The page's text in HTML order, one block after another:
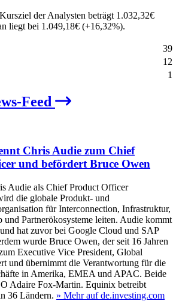
der Analysten beträgt 1.032,32€
liegt bei 1.049,18€ (+16,32%).
39
12
1
Feed
Chris Audie zum Chief
und befördert Bruce Owen
Audie als Chief Product Officer
die globale Produkt- und
für Interconnection, Infrastruktur,
und Partnerökosysteme leiten. Audie kommt
hat zuvor bei Google Cloud und SAP
wurde Bruce Owen, der seit 16 Jahren
Executive Vice President, Global
und übernimmt die Verantwortung für die
in Amerika, EMEA und APAC. Beide
Adaire Fox-Martin. Equinix betreibt
36 Ländern. » Mehr auf de.investing.com